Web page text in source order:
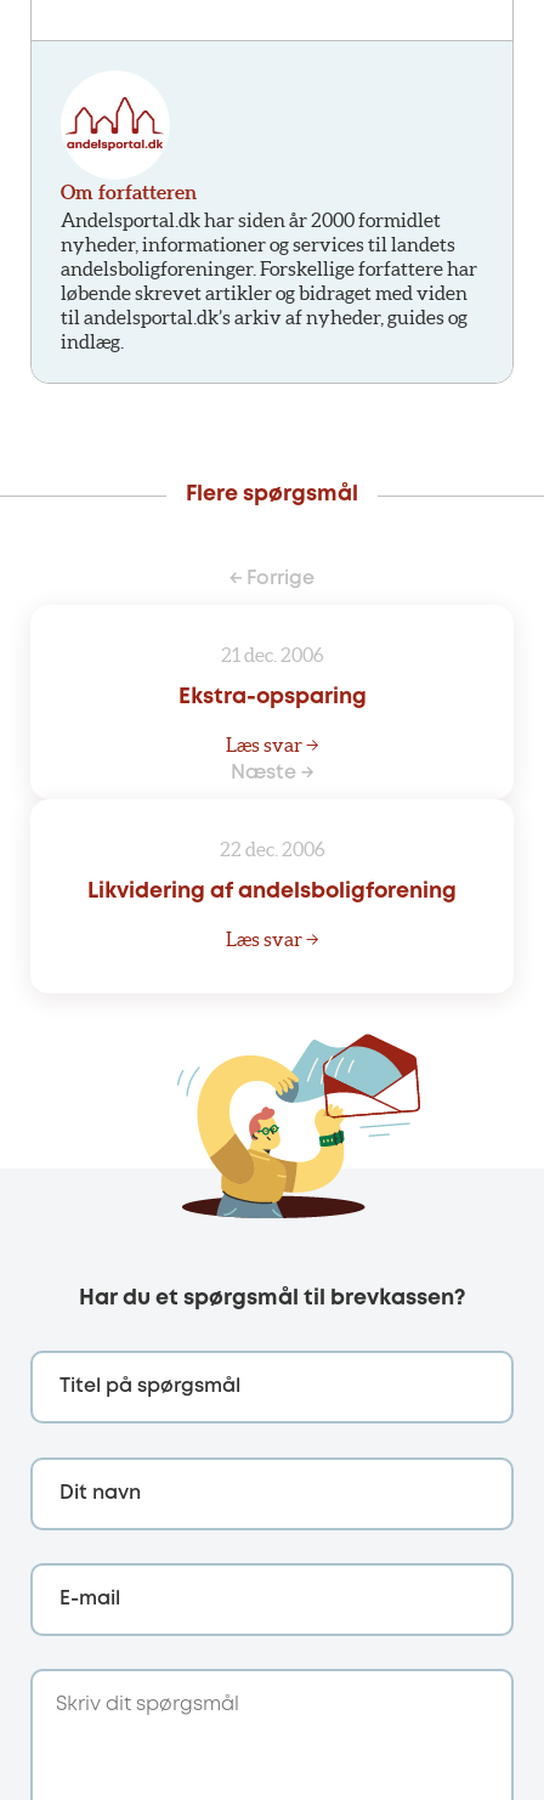
Om forfatteren
Andelsportal.dk har siden år 2000 formidlet
nyheder, informationer og services til landets
andelsboligforeninger. Forskellige forfattere har
løbende skrevet artikler og bidraget med viden
til andelsportal.dk’s arkiv af nyheder, guides og
indlæg.
Flere spørgsmål
← Forrige
21 dec. 2006
Ekstra-opsparing
Læs svar →
Næste →
22 dec. 2006
Likvidering af andelsboligforening
Læs svar →
Har du et spørgsmål til brevkassen?
Titel på spørgsmål
Dit navn
E-mail